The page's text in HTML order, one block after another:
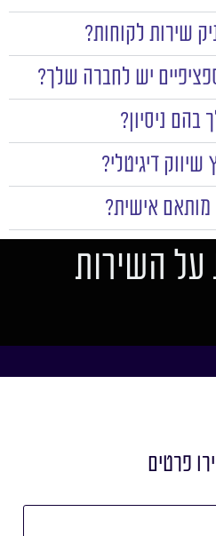
שירות לקוחות?
יש לחברה שלך?
ניסיון?
שיווק דיגיטלי?
מותאם אישית?
על השירות
פרטים